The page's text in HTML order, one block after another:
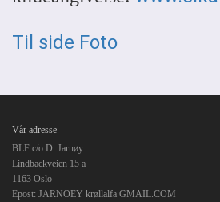
Til side Foto
Vår adresse
BLF c/o D. Jarnøy
Lindbackveien 15 a
1163 Oslo
Epost: JARNOEY krøllalfa GMAIL.COM